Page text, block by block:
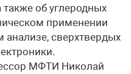
об углеродных
применении
анализе, сверхтвердых
МФТИ Николай